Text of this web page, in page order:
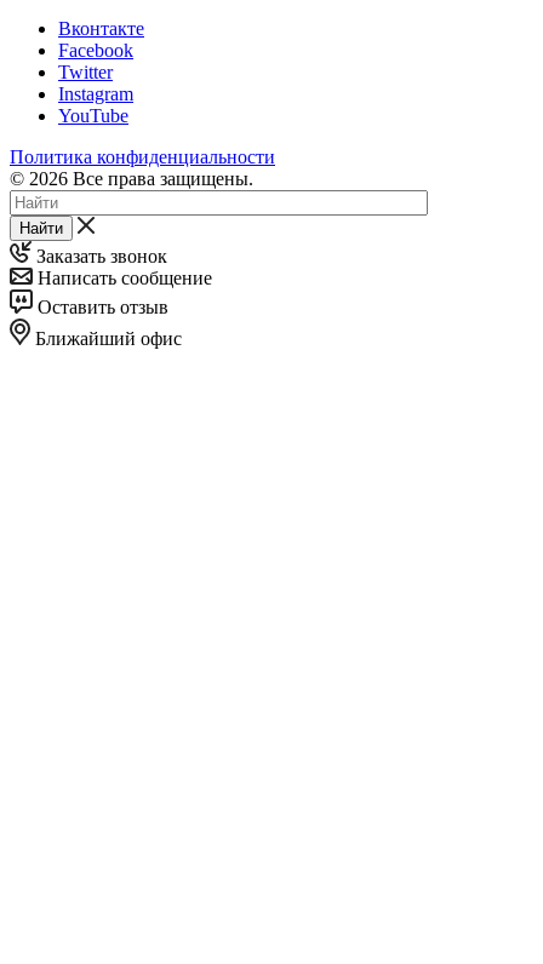
Вконтакте
Facebook
Twitter
Instagram
YouTube
Политика конфиденциальности
© 2026 Все права защищены.
Найти
Заказать звонок
Написать сообщение
Оставить отзыв
Ближайший офис